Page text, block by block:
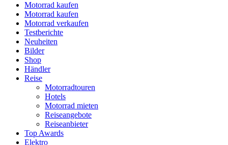
Motorrad kaufen
Motorrad kaufen
Motorrad verkaufen
Testberichte
Neuheiten
Bilder
Shop
Händler
Reise
Motorradtouren
Hotels
Motorrad mieten
Reiseangebote
Reiseanbieter
Top Awards
Elektro